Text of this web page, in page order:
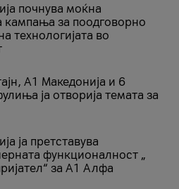
почнува моќна
кампања за поодговорно
технологијата во
A1 Македонија и 6
ја отворија темата за
ја претставува
функционалност „
за А1 Алфа